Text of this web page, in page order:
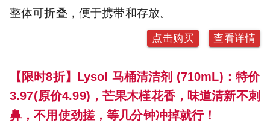
整体可折叠，便于携带和存放。
点击购买 查看详情
【限时8折】Lysol 马桶清洁剂 (710mL)：特价
3.97(原价4.99)，芒果木槿花香，味道清新不刺
鼻，不用使劲搓，等几分钟冲掉就行！